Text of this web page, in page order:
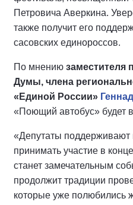
Петровича Аверкина.
также получит его
сасовских единороссов.
По мнению заместителя
Думы, члена
«Единой России»
«Поющий автобус» будет
«Депутаты поддерживают
принимать участие в
станет замечательным
продолжит традиции
которые уже полюбились